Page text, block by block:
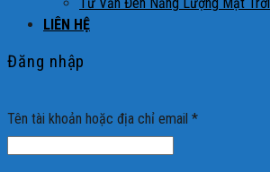
LIÊN HỆ
Đăng nhập
Tên tài khoản hoặc địa chỉ email *